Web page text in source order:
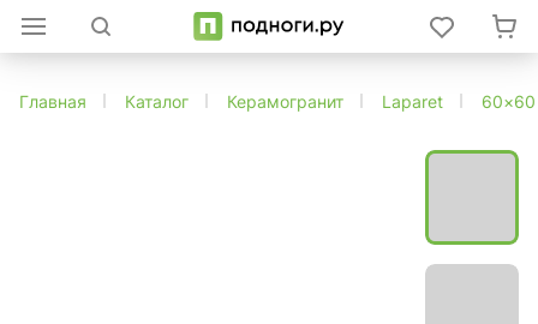
Главная Каталог Керамогранит Laparet 60×60